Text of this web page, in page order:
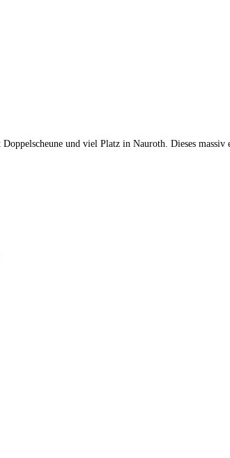
und viel Platz in Nauroth. Dieses massiv